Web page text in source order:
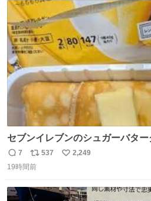
数
数
セブンイレブンのシュガーバタ
司を探している人へ！ シュガー
川、蒲田、渋谷、川崎、横浜、鶴
ころ少ないですが見つけたら即
返
信
7
リ
ポ
ト
537
い
数
2,249
19時間前